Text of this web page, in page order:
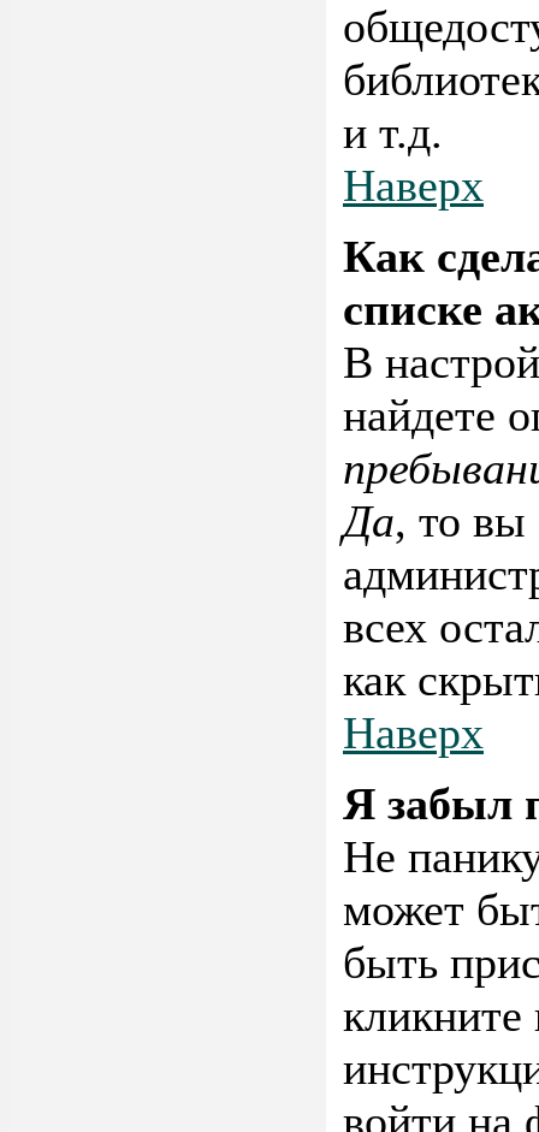
и т.д.
Наверх
Как
списке
В
найдете
Да, то вы
всех
как
Наверх
Я забыл
Не
может
быть
войти на